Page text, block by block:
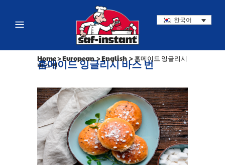
한국어
홈메이드 잉글리시 바스 번
Home>European>English> 홈메이드 잉글리시
바스 번